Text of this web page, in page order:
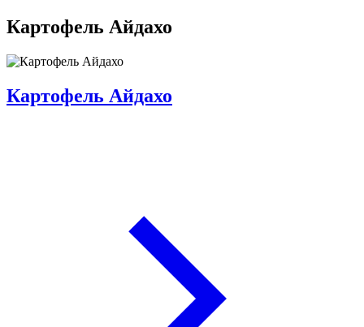
Картофель Айдахо
Картофель Айдахо